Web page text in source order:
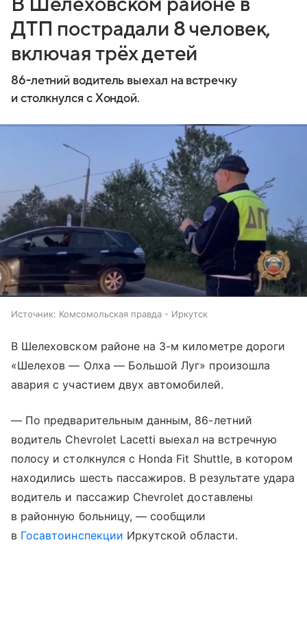
ДТП пострадали 8 человек,
включая трёх детей
86-летний водитель выехал на встречку
и столкнулся с Хондой.
Источник: Комсомольская правда - Иркутск
В Шелеховском районе на 3-м километре дороги
«Шелехов — Олха — Большой Луг» произошла
авария с участием двух автомобилей.
— По предварительным данным, 86-летний
водитель Chevrolet Lacetti выехал на встречную
полосу и столкнулся с Honda Fit Shuttle, в котором
находились шесть пассажиров. В результате удара
водитель и пассажир Chevrolet доставлены
в районную больницу, — сообщили
в Госавтоинспекции Иркутской области.